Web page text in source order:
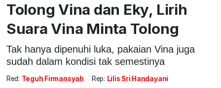
Tolong Vina dan Eky, Lirih
Suara Vina Minta Tolong
Tak hanya dipenuhi luka, pakaian Vina juga
sudah dalam kondisi tak semestinya
Red: Teguh Firmansyah Rep: Lilis Sri Handayani